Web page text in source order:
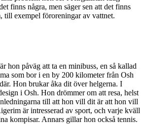
finns några, men säger sen att det finns
till exempel föroreningar av vattnet.
hon påväg att ta en minibuss, en så kallad
som bor i en by 200 kilometer från Osh
Hon brukar åka dit över helgerna. I
i Osh. Hon drömmer om att resa, helst
till att hon vill dit är att hon vill
är intresserad av sport, och varje kväll
kompisar. Annars gillar hon också tennis.